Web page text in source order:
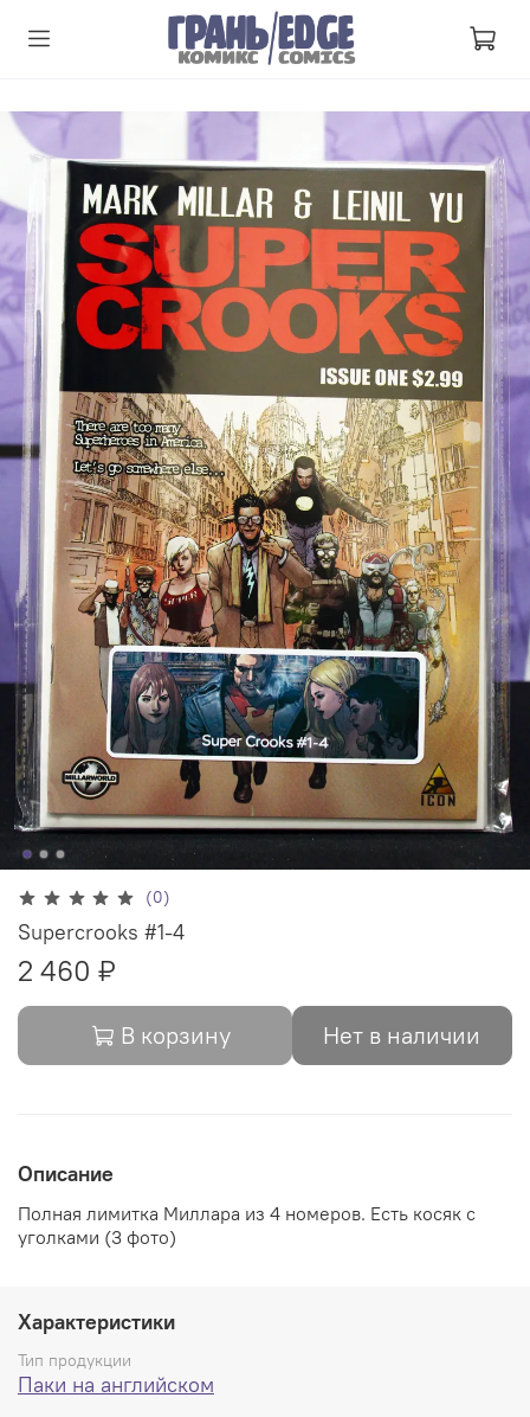
(0)
Supercrooks #1-4
2 460 ₽
В корзину Нет в наличии
Описание
Полная лимитка Миллара из 4 номеров. Есть косяк с
уголками (3 фото)
Характеристики
Тип продукции
Паки на английском